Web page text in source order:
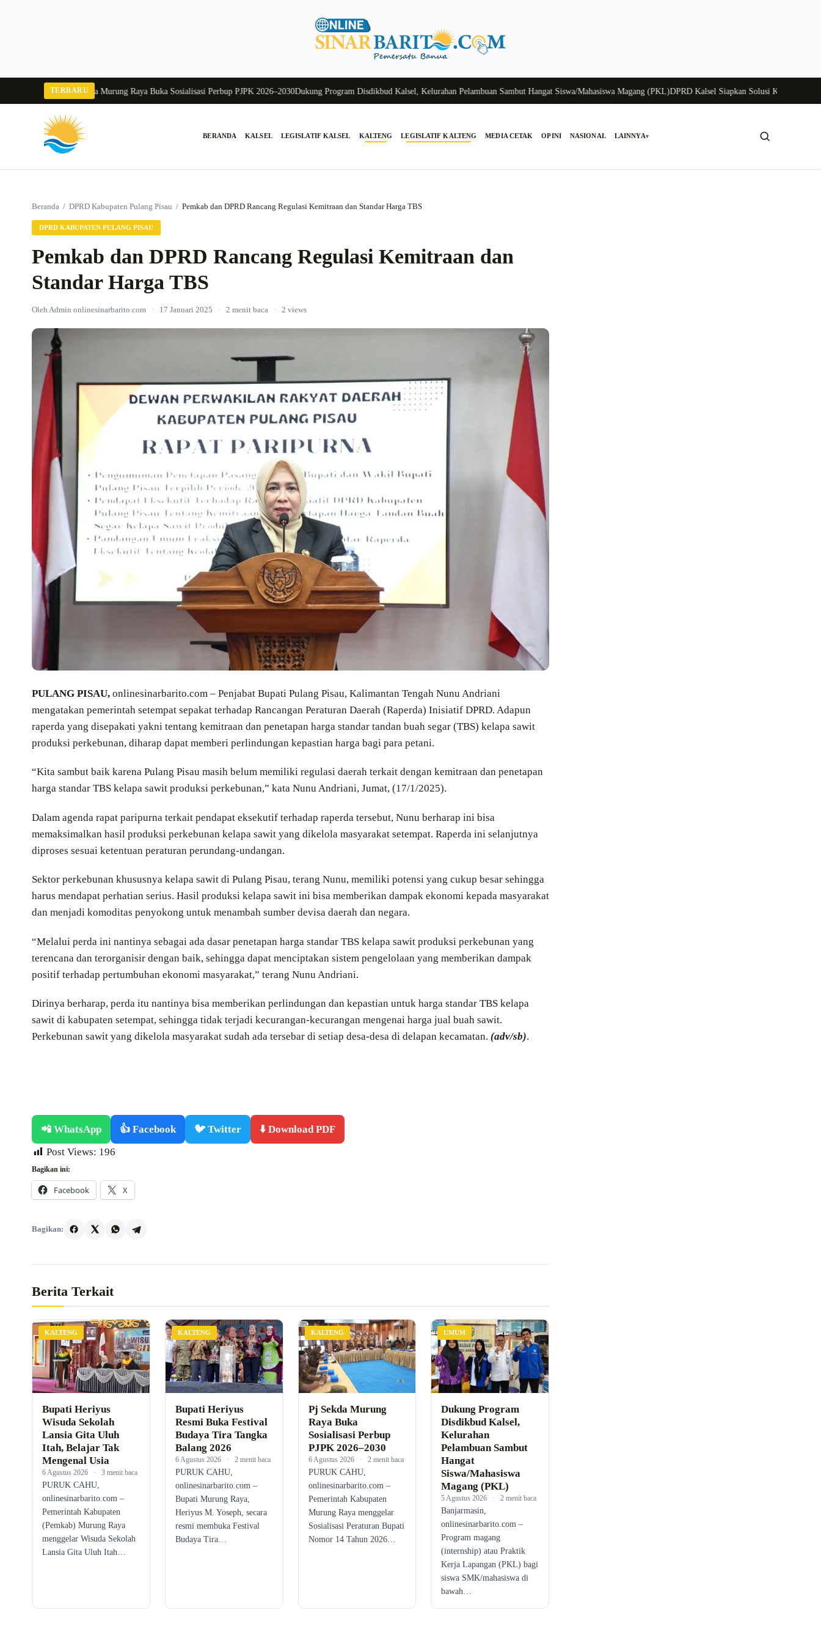
TERBARU
Pj Sekda Murung Raya Buka Sosialisasi Perbup PJPK 2026–2030Dukung Program Disdikbud Kalsel, Kelurahan Pelambuan Sambut Hangat Siswa/Mahasiswa Magang (PKL)DPRD Kalsel Siapkan Solusi Krisis Perunggasan
BERANDA KALSEL LEGISLATIF KALSEL KALTENG LEGISLATIF KALTENG MEDIA CETAK OPINI NASIONAL LAINNYA▾
Beranda / DPRD Kabupaten Pulang Pisau / Pemkab dan DPRD Rancang Regulasi Kemitraan dan Standar Harga TBS
DPRD KABUPATEN PULANG PISAU
Pemkab dan DPRD Rancang Regulasi Kemitraan dan
Standar Harga TBS
Oleh Admin onlinesinarbarito.com · 17 Januari 2025 · 2 menit baca · 2 views
PULANG PISAU, onlinesinarbarito.com – Penjabat Bupati Pulang Pisau, Kalimantan Tengah Nunu Andriani
mengatakan pemerintah setempat sepakat terhadap Rancangan Peraturan Daerah (Raperda) Inisiatif DPRD. Adapun
raperda yang disepakati yakni tentang kemitraan dan penetapan harga standar tandan buah segar (TBS) kelapa sawit
produksi perkebunan, diharap dapat memberi perlindungan kepastian harga bagi para petani.
“Kita sambut baik karena Pulang Pisau masih belum memiliki regulasi daerah terkait dengan kemitraan dan penetapan
harga standar TBS kelapa sawit produksi perkebunan,” kata Nunu Andriani, Jumat, (17/1/2025).
Dalam agenda rapat paripurna terkait pendapat eksekutif terhadap raperda tersebut, Nunu berharap ini bisa
memaksimalkan hasil produksi perkebunan kelapa sawit yang dikelola masyarakat setempat. Raperda ini selanjutnya
diproses sesuai ketentuan peraturan perundang-undangan.
Sektor perkebunan khususnya kelapa sawit di Pulang Pisau, terang Nunu, memiliki potensi yang cukup besar sehingga
harus mendapat perhatian serius. Hasil produksi kelapa sawit ini bisa memberikan dampak ekonomi kepada masyarakat
dan menjadi komoditas penyokong untuk menambah sumber devisa daerah dan negara.
“Melalui perda ini nantinya sebagai ada dasar penetapan harga standar TBS kelapa sawit produksi perkebunan yang
terencana dan terorganisir dengan baik, sehingga dapat menciptakan sistem pengelolaan yang memberikan dampak
positif terhadap pertumbuhan ekonomi masyarakat,” terang Nunu Andriani.
Dirinya berharap, perda itu nantinya bisa memberikan perlindungan dan kepastian untuk harga standar TBS kelapa
sawit di kabupaten setempat, sehingga tidak terjadi kecurangan-kecurangan mengenai harga jual buah sawit.
Perkebunan sawit yang dikelola masyarakat sudah ada tersebar di setiap desa-desa di delapan kecamatan. (adv/sb).
📲 WhatsApp 👍 Facebook 🐦 Twitter
⬇️ Download PDF
Post Views: 196
Bagikan ini:
Facebook X
Bagikan:
Berita Terkait
KALTENG
Bupati Heriyus
Wisuda Sekolah
Lansia Gita Uluh
Itah, Belajar Tak
Mengenal Usia
6 Agustus 2026 · 3 menit baca
PURUK CAHU,
onlinesinarbarito.com –
Pemerintah Kabupaten
(Pemkab) Murung Raya
menggelar Wisuda Sekolah
Lansia Gita Uluh Itah…
KALTENG
Bupati Heriyus
Resmi Buka Festival
Budaya Tira Tangka
Balang 2026
6 Agustus 2026 · 2 menit baca
PURUK CAHU,
onlinesinarbarito.com –
Bupati Murung Raya,
Heriyus M. Yoseph, secara
resmi membuka Festival
Budaya Tira…
KALTENG
Pj Sekda Murung
Raya Buka
Sosialisasi Perbup
PJPK 2026–2030
6 Agustus 2026 · 2 menit baca
PURUK CAHU,
onlinesinarbarito.com –
Pemerintah Kabupaten
Murung Raya menggelar
Sosialisasi Peraturan Bupati
Nomor 14 Tahun 2026…
UMUM
Dukung Program
Disdikbud Kalsel,
Kelurahan
Pelambuan Sambut
Hangat
Siswa/Mahasiswa
Magang (PKL)
5 Agustus 2026 · 2 menit baca
Banjarmasin,
onlinesinarbarito.com –
Program magang
(internship) atau Praktik
Kerja Lapangan (PKL) bagi
siswa SMK/mahasiswa di
bawah…